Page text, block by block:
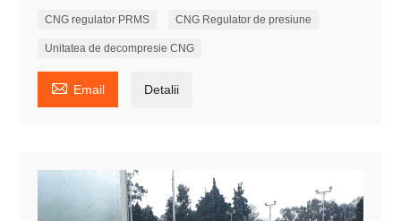
CNG regulator PRMS CNG Regulator de presiune
Unitatea de decompresie CNG
 Email Detalii